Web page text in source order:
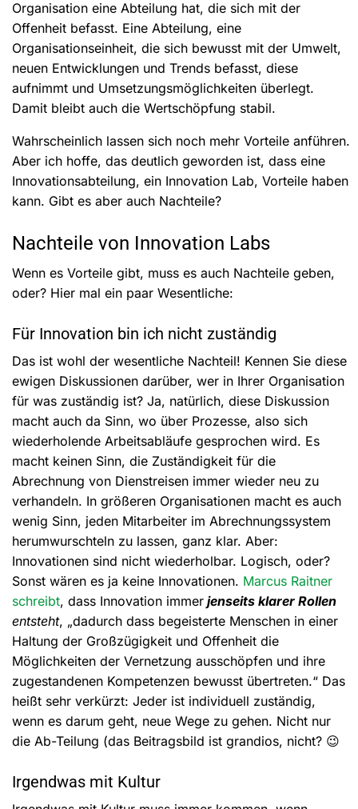
Organisation eine Abteilung hat, die sich mit der
Offenheit befasst. Eine Abteilung, eine
Organisationseinheit, die sich bewusst mit der Umwelt,
neuen Entwicklungen und Trends befasst, diese
aufnimmt und Umsetzungsmöglichkeiten überlegt.
Damit bleibt auch die Wertschöpfung stabil.
Wahrscheinlich lassen sich noch mehr Vorteile anführen.
Aber ich hoffe, das deutlich geworden ist, dass eine
Innovationsabteilung, ein Innovation Lab, Vorteile haben
kann. Gibt es aber auch Nachteile?
Nachteile von Innovation Labs
Wenn es Vorteile gibt, muss es auch Nachteile geben,
oder? Hier mal ein paar Wesentliche:
Für Innovation bin ich nicht zuständig
Das ist wohl der wesentliche Nachteil! Kennen Sie diese
ewigen Diskussionen darüber, wer in Ihrer Organisation
für was zuständig ist? Ja, natürlich, diese Diskussion
macht auch da Sinn, wo über Prozesse, also sich
wiederholende Arbeitsabläufe gesprochen wird. Es
macht keinen Sinn, die Zuständigkeit für die
Abrechnung von Dienstreisen immer wieder neu zu
verhandeln. In größeren Organisationen macht es auch
wenig Sinn, jeden Mitarbeiter im Abrechnungssystem
herumwurschteln zu lassen, ganz klar. Aber:
Innovationen sind nicht wiederholbar. Logisch, oder?
Sonst wären es ja keine Innovationen. Marcus Raitner
schreibt, dass Innovation immer jenseits klarer Rollen
entsteht, „dadurch dass begeisterte Menschen in einer
Haltung der Großzügigkeit und Offenheit die
Möglichkeiten der Vernetzung ausschöpfen und ihre
zugestandenen Kompetenzen bewusst übertreten.“ Das
heißt sehr verkürzt: Jeder ist individuell zuständig,
wenn es darum geht, neue Wege zu gehen. Nicht nur
die Ab-Teilung (das Beitragsbild ist grandios, nicht? 😉
Irgendwas mit Kultur